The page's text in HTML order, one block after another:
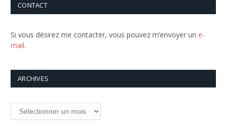
CONTACT
Si vous désirez me contacter, vous pouvez m’envoyer un e-
mail.
ARCHIVES
Archives